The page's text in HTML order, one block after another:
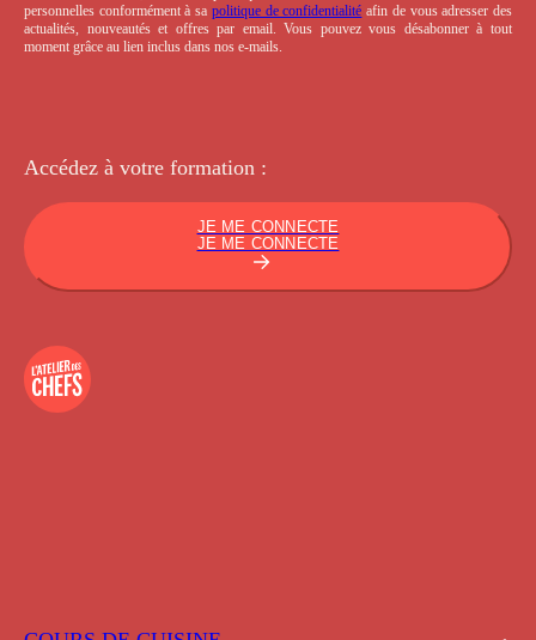
personnelles conformément à sa politique de confidentialité afin de vous adresser des
actualités, nouveautés et offres par email. Vous pouvez vous désabonner à tout
moment grâce au lien inclus dans nos e-mails.
Accédez à votre formation :
JE ME CONNECTE
JE ME CONNECTE